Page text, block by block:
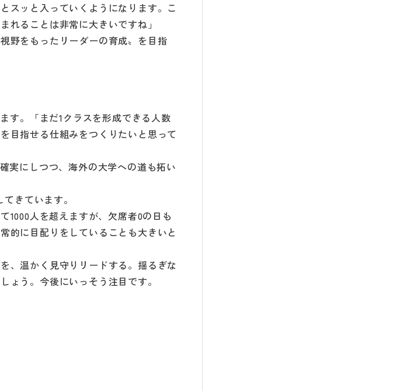
スッと入っていくようになります。こ
れることは非常に大きいですね」
野をもったリーダーの育成〟を目指
す。「まだ1クラスを形成できる人数
目指せる仕組みをつくりたいと思って
実にしつつ、海外の大学への道も拓い
きています。
1000人を超えますが、欠席者0の日も
的に目配りをしていることも大きいと
、温かく見守りリードする。揺るぎな
ょう。今後にいっそう注目です。